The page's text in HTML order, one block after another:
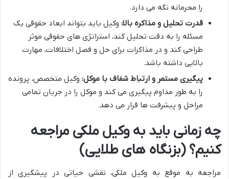
را محرمانه نگه می دارد.
قدرت تحلیل و مذاکره بالا: وکیل باید بتواند ابعاد حقوقی یک
مسئله را به دقت تحلیل کند، استراتژی های حقوقی موثر
طراحی کند و در مذاکرات برای حل و فصل اختلافات، مهارت
بالایی داشته باشد.
پیگیری مستمر و ارتباط شفاف با موکل: وکیل متخصص، پرونده
را به طور مداوم پیگیری می کند و موکل را در جریان تمامی
مراحل و پیشرفت ها قرار می دهد.
چه زمانی باید به وکیل ملکی مراجعه
کنیم؟ (بزنگاه های طلایی)
مراجعه به موقع به وکیل ملکی، نقشی حیاتی در پیشگیری از